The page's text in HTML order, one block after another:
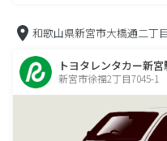
和歌山県新宮市大橋通二丁
トヨタレンタカー新
新宮市徐福2丁目7045-1